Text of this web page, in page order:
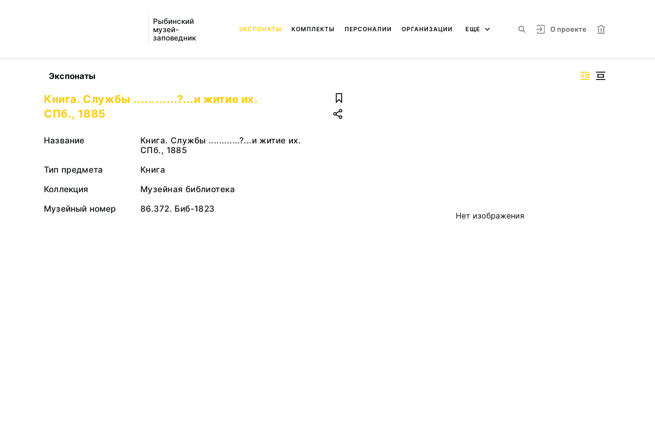
Рыбинский
музей-
заповедник
О проекте
ЭКСПОНАТЫ КОМПЛЕКТЫ ПЕРСОНАЛИИ ОРГАНИЗАЦИИ ЕЩЕ
Экспонаты
Нет изображения
Книга. Службы ............?...и житие их.
СПб., 1885
Название
Книга. Службы ............?...и житие их.
СПб., 1885
Тип предмета
Книга
Коллекция
Музейная библиотека
Музейный номер
86.372. Биб-1823